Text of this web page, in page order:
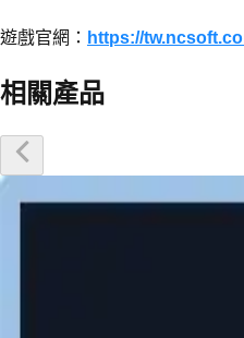
遊戲官網： https://
相關產品